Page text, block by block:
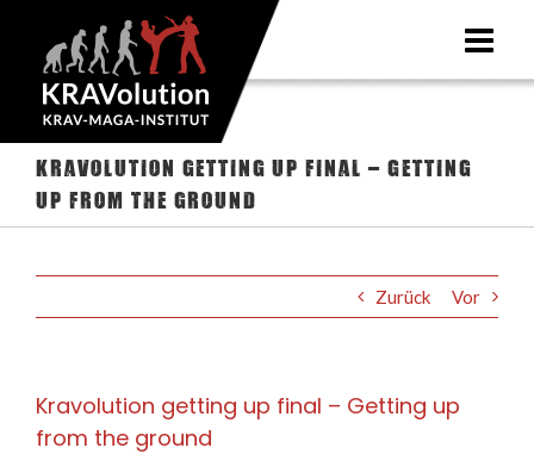
springen
Kravolution getting up final – Getting
up from the ground
Zurück Vor
Kravolution getting up final – Getting up
from the ground